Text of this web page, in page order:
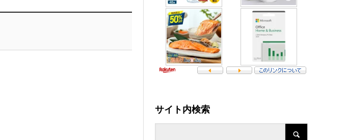
サイト内検索